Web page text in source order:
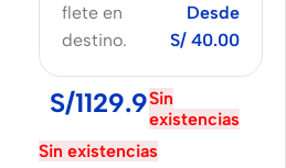
flete en
destino.
Desde
S/ 40.00
S/1129.90
Sin
existencias
Sin existencias